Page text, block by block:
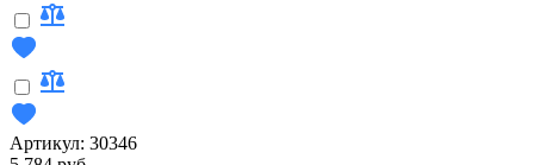
Артикул: 30346